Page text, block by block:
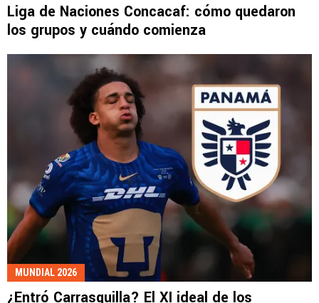
Liga de Naciones Concacaf: cómo quedaron
los grupos y cuándo comienza
MUNDIAL 2026
¿Entró Carrasquilla? El XI ideal de los